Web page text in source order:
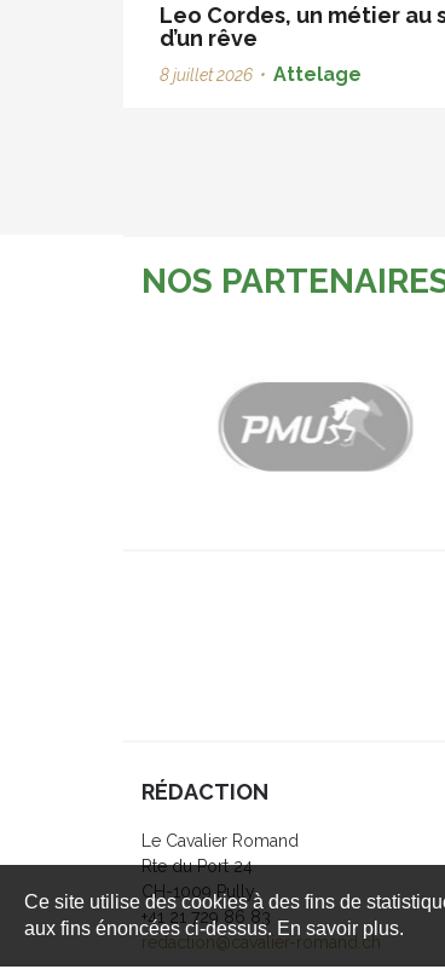
Leo Cordes, un métier au
d’un rêve
8 juillet 2026 • Attelage
NOS
RÉDACTION
Le Cavalier Romand
Rte du Port 24
CH-1009 Pully
+41 21 729 86 83
redaction@cavalier-romand.ch
Ce site utilise des cookies à des fins de
aux fins énoncées ci-dessus. En savoir plus.